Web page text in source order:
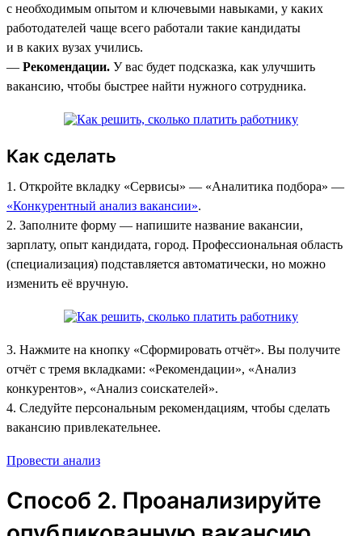
с необходимым опытом и ключевыми навыками, у каких
работодателей чаще всего работали такие кандидаты
и в каких вузах учились.
— Рекомендации. У вас будет подсказка, как улучшить
вакансию, чтобы быстрее найти нужного сотрудника.
Как сделать
1. Откройте вкладку «Сервисы»‎ — «Аналитика подбора» —
«Конкурентный анализ вакансии».
2. Заполните форму — напишите название вакансии,
зарплату, опыт кандидата, город. Профессиональная область
(специализация) подставляется автоматически, но можно
изменить её вручную.
3. Нажмите на кнопку «Сформировать отчёт». Вы получите
отчёт с тремя вкладками: «Рекомендации», «Анализ
конкурентов», «Анализ соискателей».
4. Следуйте персональным рекомендациям, чтобы сделать
вакансию привлекательнее.
Провести анализ
Способ 2. Проанализируйте